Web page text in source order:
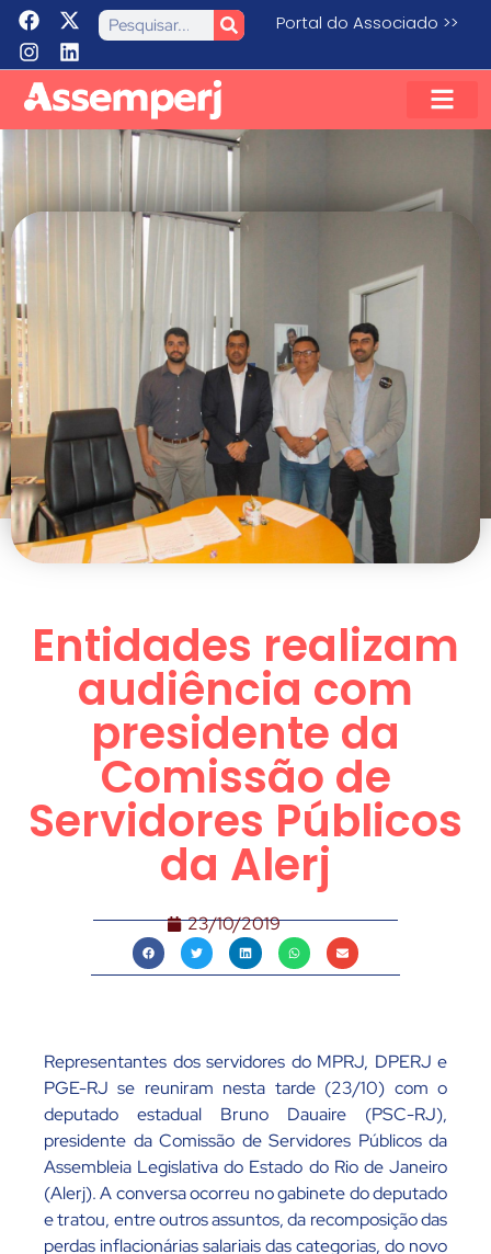
Portal do Associado >>
Entidades realizam
audiência com
presidente da
Comissão de
Servidores Públicos
da Alerj
23/10/2019
Representantes dos servidores do MPRJ, DPERJ e
PGE-RJ se reuniram nesta tarde (23/10) com o
deputado estadual Bruno Dauaire (PSC-RJ),
presidente da Comissão de Servidores Públicos da
Assembleia Legislativa do Estado do Rio de Janeiro
(Alerj). A conversa ocorreu no gabinete do deputado
e tratou, entre outros assuntos, da recomposição das
perdas inflacionárias salariais das categorias, do novo